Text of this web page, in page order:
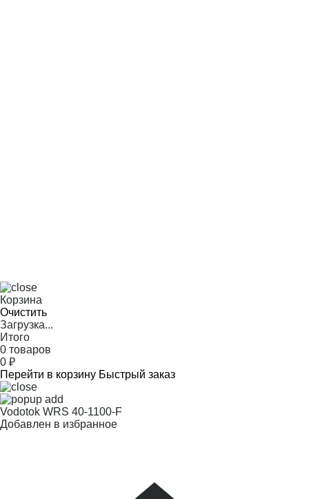
Корзина
Очистить
Загрузка...
Итого
0 товаров
0 ₽
Перейти в корзину Быстрый заказ
Vodotok WRS 40-1100-F
Добавлен в избранное